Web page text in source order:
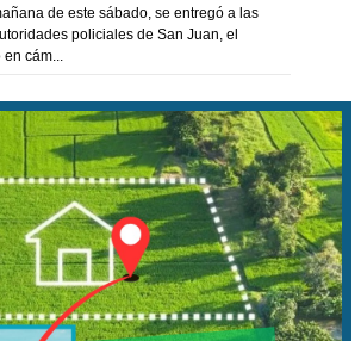
de este sábado, se entregó a las
policiales de San Juan, el
cám...